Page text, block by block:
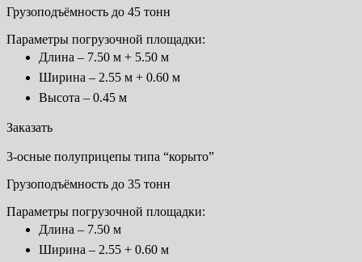
Грузоподъёмность до 45 тонн
Параметры погрузочной площадки:
Длина – 7.50 м + 5.50 м
Ширина – 2.55 м + 0.60 м
Высота – 0.45 м
Заказать
3-осные полуприцепы типа “корыто”
Грузоподъёмность до 35 тонн
Параметры погрузочной площадки:
Длина – 7.50 м
Ширина – 2.55 + 0.60 м